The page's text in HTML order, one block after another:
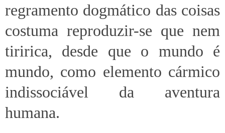
regramento dogmático das coisas
costuma reproduzir-se que nem
tiririca, desde que o mundo é
mundo, como elemento cármico
indissociável da aventura
humana.